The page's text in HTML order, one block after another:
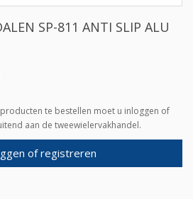
SP-811 ANTI SLIP ALU
te bestellen moet u inloggen of
aan de tweewielervakhandel.
of registreren